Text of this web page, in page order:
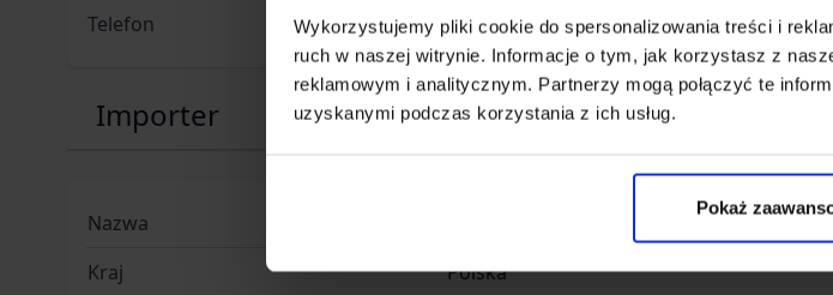
Wykorzystujemy pliki cookie do spersonalizowania treści i
ruch w naszej witrynie. Informacje o tym, jak korzystasz z
reklamowym i analitycznym. Partnerzy mogą połączyć te
uzyskanymi podczas korzystania z ich usług.
Pokaż
Telefon
+48 71 317 80 00
Importer
Nazwa
Entire M Wrocław - Helikon Polska
Kraj
Polska